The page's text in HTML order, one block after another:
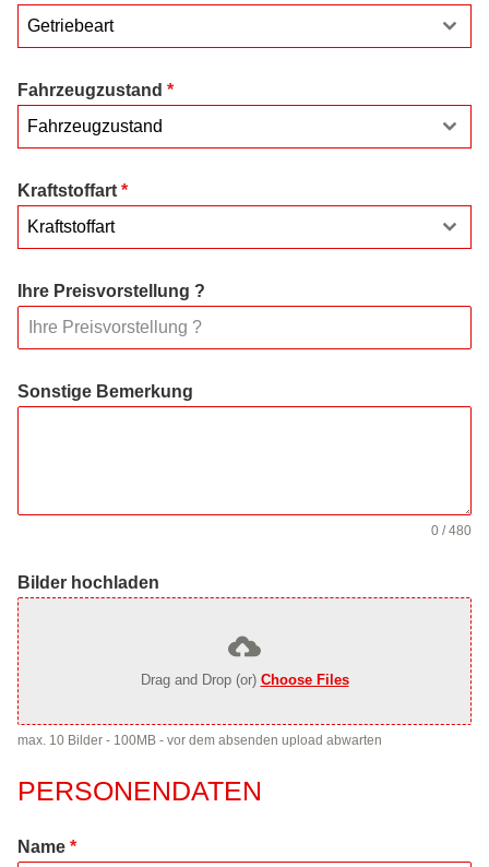
Getriebeart
Fahrzeugzustand *
Fahrzeugzustand
Kraftstoffart *
Kraftstoffart
Ihre Preisvorstellung ?
Sonstige Bemerkung
0 / 480
Bilder hochladen
Drag and Drop (or) Choose Files
max. 10 Bilder - 100MB - vor dem absenden upload abwarten
PERSONENDATEN
Name *